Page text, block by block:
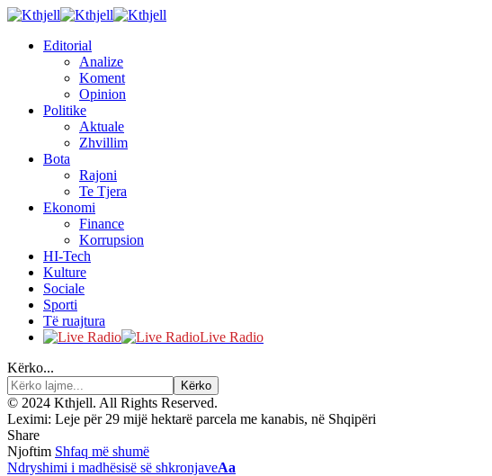
Editorial
Analize
Koment
Opinion
Politike
Aktuale
Zhvillim
Bota
Rajoni
Te Tjera
Ekonomi
Finance
Korrupsion
HI-Tech
Kulture
Sociale
Sporti
Të ruajtura
Live Radio
Kërko...
© 2024 Kthjell. All Rights Reserved.
Leximi: Leje për 29 mijë hektarë parcela me kanabis, në Shqipëri
Share
Njoftim Shfaq më shumë
Ndryshimi i madhësisë së shkronjaveAa